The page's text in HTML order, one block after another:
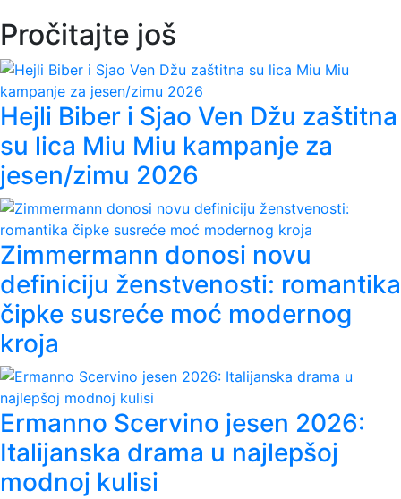
Pročitajte još
Hejli Biber i Sjao Ven Džu zaštitna
su lica Miu Miu kampanje za
jesen/zimu 2026
Zimmermann donosi novu
definiciju ženstvenosti: romantika
čipke susreće moć modernog
kroja
Ermanno Scervino jesen 2026:
Italijanska drama u najlepšoj
modnoj kulisi